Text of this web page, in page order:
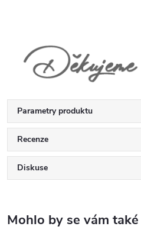
Parametry produktu
Recenze
Diskuse